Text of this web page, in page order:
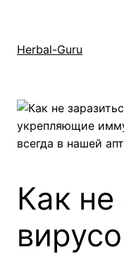
содержимому
Herbal-Guru
Как не